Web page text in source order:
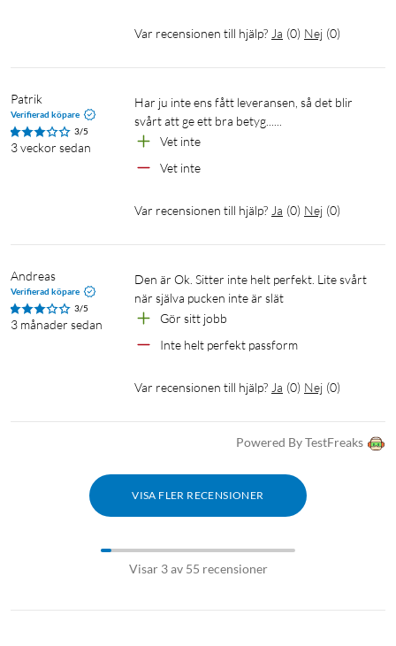
Var recensionen till hjälp? Ja (0) Nej (0)
Patrik
Verifierad köpare
3/5
3 veckor sedan
Har ju inte ens fått leveransen, så det blir
svårt att ge ett bra betyg......
Vet inte
Vet inte
Var recensionen till hjälp? Ja (0) Nej (0)
Andreas
Verifierad köpare
3/5
3 månader sedan
Den är Ok. Sitter inte helt perfekt. Lite svårt
när själva pucken inte är slät
Gör sitt jobb
Inte helt perfekt passform
Var recensionen till hjälp? Ja (0) Nej (0)
Powered By TestFreaks
VISA FLER RECENSIONER
Visar 3 av 55 recensioner